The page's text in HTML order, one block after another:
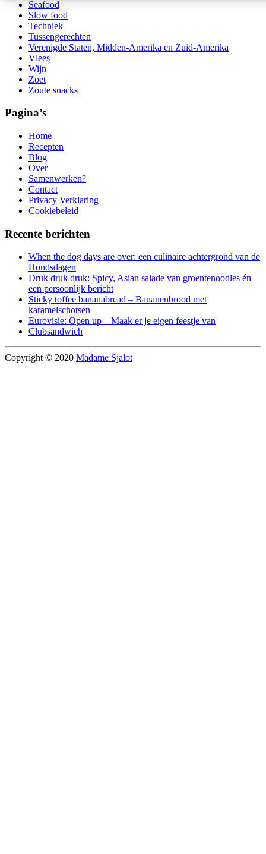
Seafood
Slow food
Techniek
Tussengerechten
Verenigde Staten, Midden-Amerika en Zuid-Amerika
Vlees
Wijn
Zoet
Zoute snacks
Pagina’s
Home
Recepten
Blog
Over
Samenwerken?
Contact
Privacy Verklaring
Cookiebeleid
Recente berichten
When the dog days are over: een culinaire achtergrond van de
Hondsdagen
Druk druk druk: Spicy, Asian salade van groentenoodles én
een persoonlijk bericht
Sticky toffee bananabread – Bananenbrood met
karamelschotsen
Eurovisie: Open up – Maak er je eigen feestje van
Clubsandwich
Copyright © 2020 Madame Sjalot